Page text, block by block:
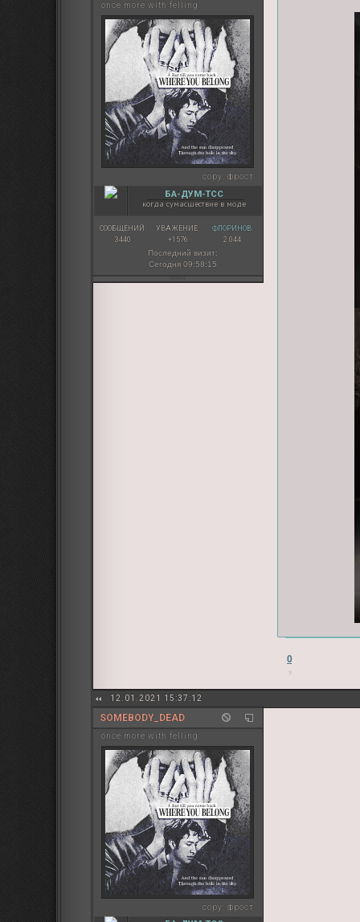
once more with felling
copy: фрост
БА-ДУМ-ТСС
когда сумасшествие в моде
СООБЩЕНИЙ:
3440
УВАЖЕНИЕ:
+1576
ФЛОРИНОВ:
2 044
Последний визит:
Сегодня 09:58:15
0
12.01.2021 15:37:12
SOMEBODY_DEAD
once more with felling
copy: фрост